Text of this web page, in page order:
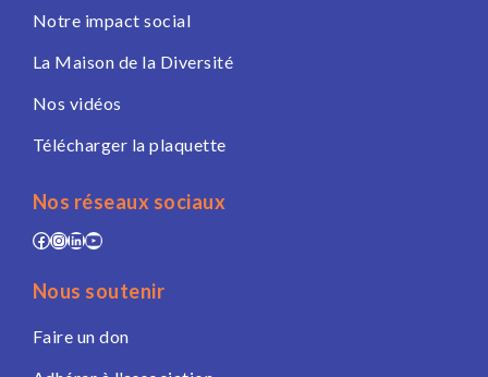
Notre impact social
La Maison de la Diversité
Nos vidéos
Télécharger la plaquette
Nos réseaux sociaux
Facebook
Instagram
LinkedIn
YouTube
Nous soutenir
Faire un don